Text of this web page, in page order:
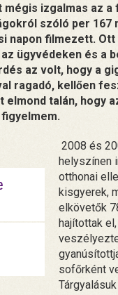
izgalmas az a
szóló per 167
napon filmezett.
ügyvédeken és a
az volt, hogy a
ragadó, kellően
talán, hogy
2008 és
helyszínen
otthonai
kisgyerek,
elkövetők
hajítottak
sofőrként